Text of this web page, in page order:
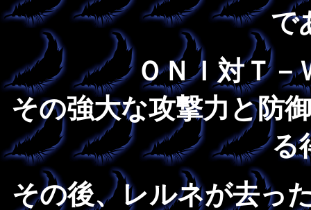
で
ＯＮＩ対Ｔ
その強大な攻撃力と防
る
その後、レルネが去っ